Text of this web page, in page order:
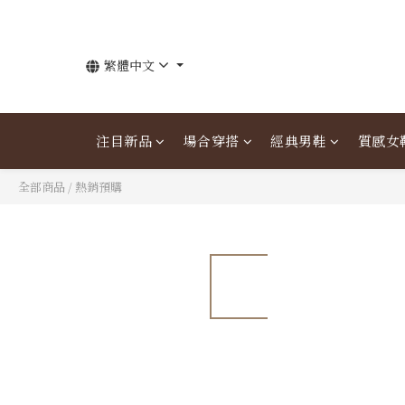
注目新品 場合穿搭 經典男鞋 質感女
繁體中文
全部商品 / 熱銷預購